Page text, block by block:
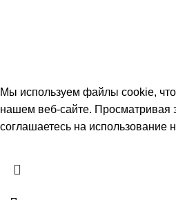
Мы используем файлы cookie,
нашем веб-сайте. Просматривая
соглашаетесь на использование